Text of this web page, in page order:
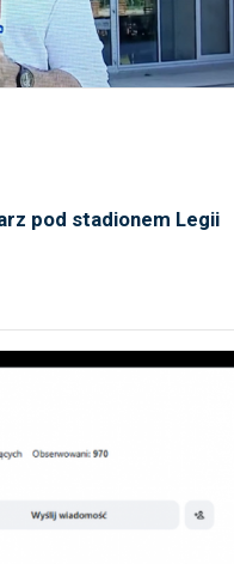
pod stadionem Legii